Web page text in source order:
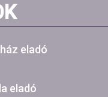
eladó
eladó